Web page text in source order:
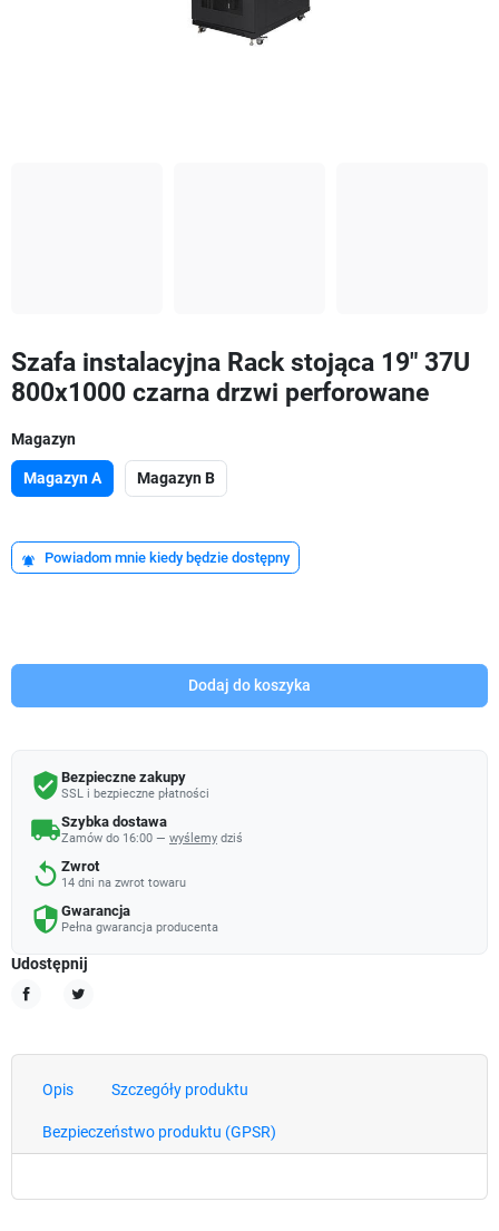
Szafa instalacyjna Rack stojąca 19" 37U
800x1000 czarna drzwi perforowane
Magazyn
Magazyn A Magazyn B
notifications_active Powiadom mnie kiedy będzie dostępny
Dodaj do koszyka
verified_user Bezpieczne zakupy
SSL i bezpieczne płatności
local_shippingSzybka dostawa
Zamów do 16:00 — wyślemy dziś
replay Zwrot
14 dni na zwrot towaru
security Gwarancja
Pełna gwarancja producenta
Udostępnij
Opis Szczegóły produktu
Bezpieczeństwo produktu (GPSR)